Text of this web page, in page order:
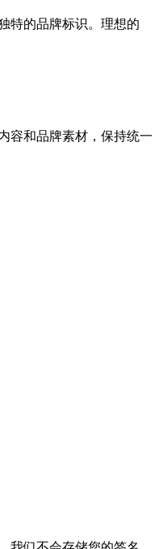
特的品牌标识。理想的
容和品牌素材，保持统一